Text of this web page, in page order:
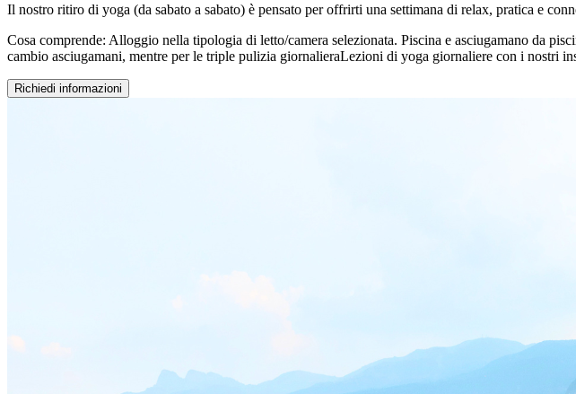
Il nostro ritiro di yoga (da sabato a sabato) è pensato per offrirti una settimana di relax, pratica e
Cosa comprende: Alloggio nella tipologia di letto/camera selezionata. Piscina e asciugamano da
cambio asciugamani, mentre per le triple pulizia giornalieraLezioni di yoga giornaliere con i nostri
Richiedi informazioni